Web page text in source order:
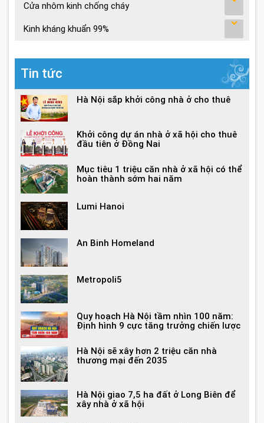
Cửa nhôm kinh chống cháy
Kinh kháng khuẩn 99%
Tin tức
Hà Nội sắp khởi công nhà ở cho thuê
Khởi công dự án nhà ở xã hội cho thuê
đầu tiên ở Đồng Nai
Mục tiêu 1 triệu căn nhà ở xã hội có thể
hoàn thành sớm hai năm
Lumi Hanoi
An Binh Homeland
Metropoli5
Quy hoạch Hà Nội tầm nhìn 100 năm:
Định hình 9 cực tăng trưởng chiến lược
Hà Nội sẽ xây hơn 2 triệu căn nhà
thương mại đến 2035
Hà Nội giao 7,5 ha đất ở Long Biên để
xây nhà ở xã hội